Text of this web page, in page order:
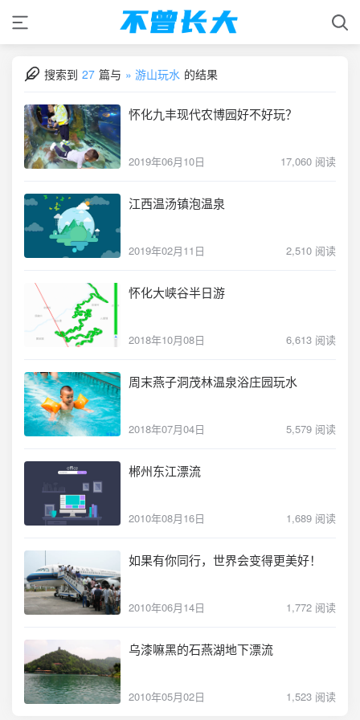
搜索到 27 篇与 » 游山玩水 的结果
怀化九丰现代农博园好不好玩？
2019年06月10日 17,060 阅读
江西温汤镇泡温泉
2019年02月11日 2,510 阅读
怀化大峡谷半日游
2018年10月08日 6,613 阅读
周末燕子洞茂林温泉浴庄园玩水
2018年07月04日 5,579 阅读
郴州东江漂流
2010年08月16日 1,689 阅读
如果有你同行，世界会变得更美好！
2010年06月14日 1,772 阅读
乌漆嘛黑的石燕湖地下漂流
2010年05月02日 1,523 阅读